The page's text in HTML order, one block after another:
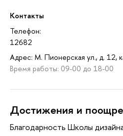
Контакты
Телефон:
12682
Адрес: М. Пионерская ул., д. 12,
Время работы: 09-00 до 18-00
Достижения и
Благодарность Школы